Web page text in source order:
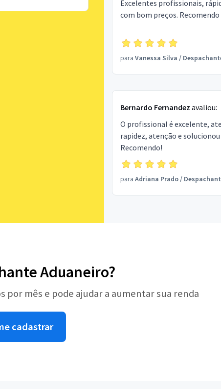
Excelentes profissionais,
com bom preços.
para Vanessa Silva /
Bernardo Fernandez avaliou:
O profissional é excelente,
rapidez, atenção e
Recomendo!
para Adriana Prado/
Aduaneiro?
por mês e pode ajudar a aumentar sua renda
cadastrar